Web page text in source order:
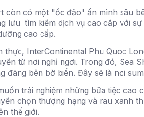
còn có một "ốc đảo" ẩn mình sâu
lưu, tìm kiếm dịch vụ cao cấp với
cao cấp.
thực, InterContinental Phu Quoc
từ nơi nghỉ ngơi. Trong đó, Sea
đãng bên bờ biển. Đây sẽ là nơi
trải nghiệm những bữa tiệc cao
chọn thượng hạng và rau xanh
thế giới.